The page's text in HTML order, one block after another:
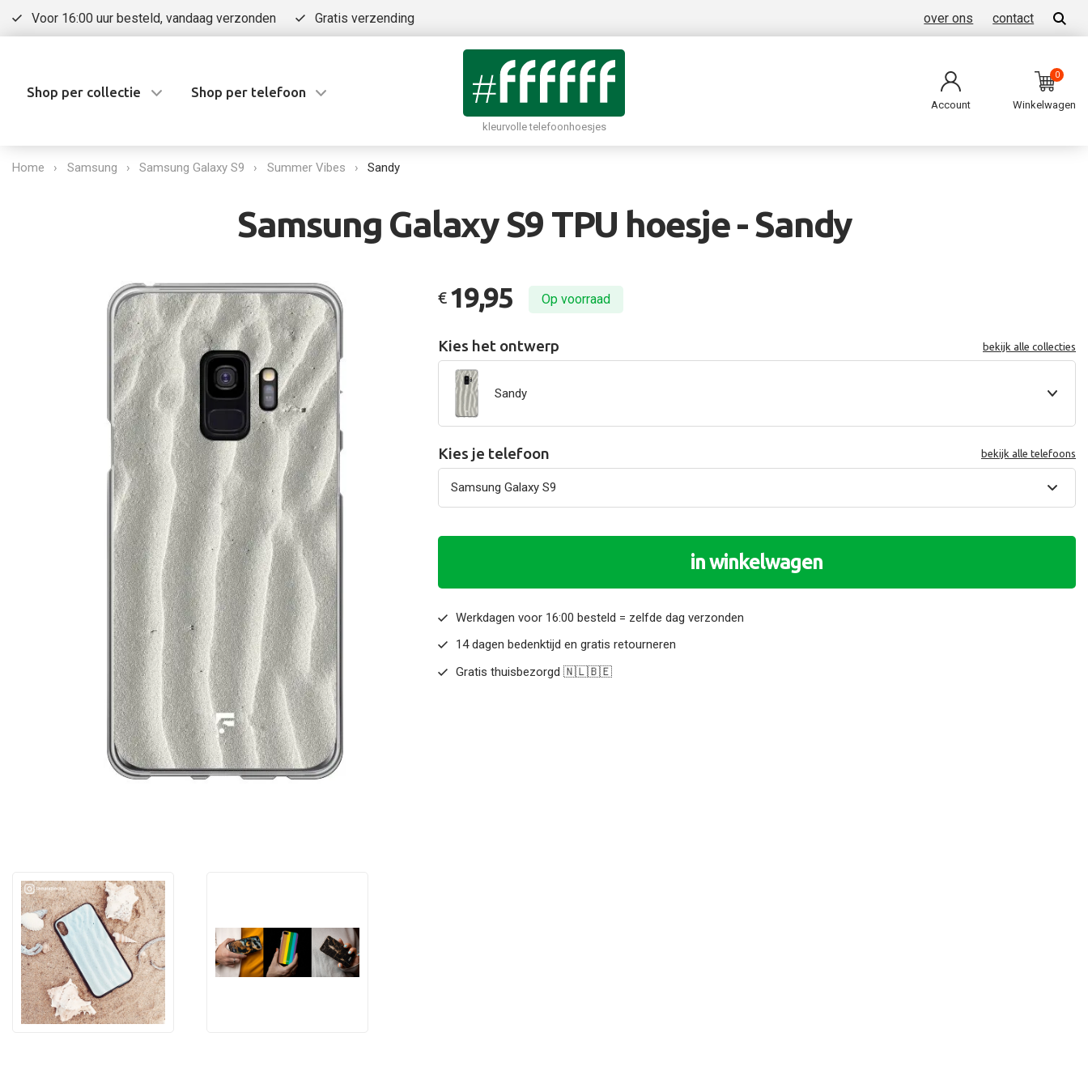
Voor 16:00 uur besteld, vandaag verzonden Gratis verzending over ons contact
Shop per collectie Shop per telefoon
kleurvolle telefoonhoesjes
Account
0
Winkelwagen
Home Samsung Samsung Galaxy S9 Summer Vibes Sandy
Samsung Galaxy S9 TPU hoesje - Sandy
€ 19,95 Op voorraad
Kies het ontwerp bekijk alle collecties
Sandy
Kies je telefoon bekijk alle telefoons
in winkelwagen
Werkdagen voor 16:00 besteld = zelfde dag verzonden
14 dagen bedenktijd en gratis retourneren
Gratis thuisbezorgd 🇳🇱🇧🇪